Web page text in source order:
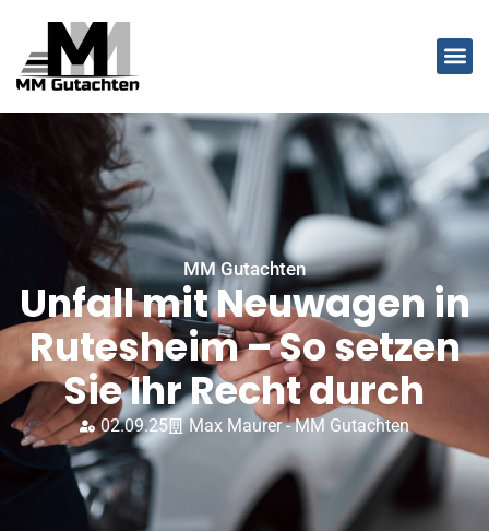
MM Gutachten
Unfall mit Neuwagen in
Rutesheim – So setzen
Sie Ihr Recht durch
02.09.25 Max Maurer - MM Gutachten